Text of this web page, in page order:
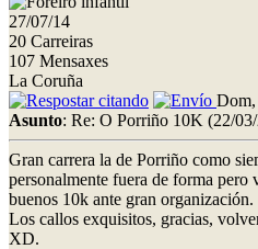
27/07/14
20 Carreiras
107 Mensaxes
La Coruña
Asunto: Re: O Porriño 10K (22/
Gran carrera la de Porriño como
personalmente fuera de forma pero
buenos 10k ante gran organización.
Los callos exquisitos, gracias,
XD.